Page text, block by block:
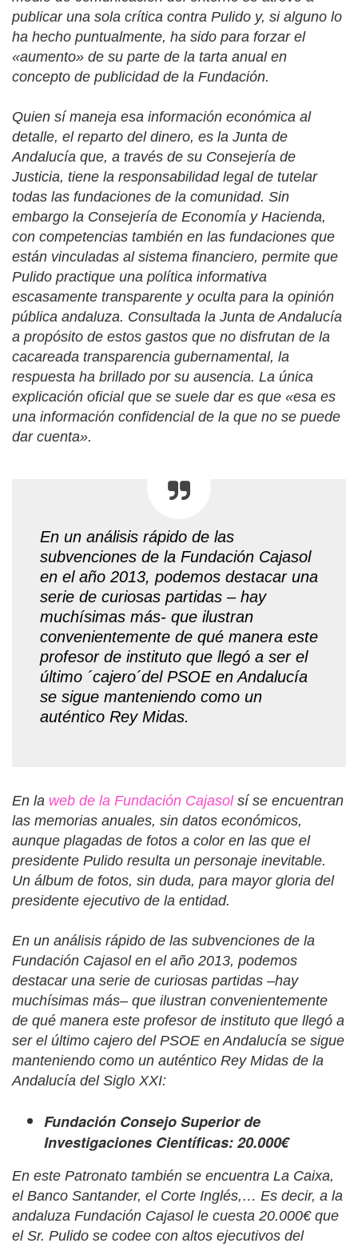
publicar una sola crítica contra Pulido y, si alguno lo
ha hecho puntualmente, ha sido para forzar el
«aumento» de su parte de la tarta anual en
concepto de publicidad de la Fundación.
Quien sí maneja esa información económica al
detalle, el reparto del dinero, es la Junta de
Andalucía que, a través de su Consejería de
Justicia, tiene la responsabilidad legal de tutelar
todas las fundaciones de la comunidad. Sin
embargo la Consejería de Economía y Hacienda,
con competencias también en las fundaciones que
están vinculadas al sistema financiero, permite que
Pulido practique una política informativa
escasamente transparente y oculta para la opinión
pública andaluza. Consultada la Junta de Andalucía
a propósito de estos gastos que no disfrutan de la
cacareada transparencia gubernamental, la
respuesta ha brillado por su ausencia. La única
explicación oficial que se suele dar es que «esa es
una información confidencial de la que no se puede
dar cuenta».
En un análisis rápido de las
subvenciones de la Fundación Cajasol
en el año 2013, podemos destacar una
serie de curiosas partidas – hay
muchísimas más- que ilustran
convenientemente de qué manera este
profesor de instituto que llegó a ser el
último ´cajero´del PSOE en Andalucía
se sigue manteniendo como un
auténtico Rey Midas.
En la web de la Fundación Cajasolsí se encuentran
las memorias anuales, sin datos económicos,
aunque plagadas de fotos a color en las que el
presidente Pulido resulta un personaje inevitable.
Un álbum de fotos, sin duda, para mayor gloria del
presidente ejecutivo de la entidad.
En un análisis rápido de las subvenciones de la
Fundación Cajasol en el año 2013, podemos
destacar una serie de curiosas partidas –hay
muchísimas más– que ilustran convenientemente
de qué manera este profesor de instituto que llegó a
ser el último cajero del PSOE en Andalucía se sigue
manteniendo como un auténtico Rey Midas de la
Andalucía del Siglo XXI:
Fundación Consejo Superior de
Investigaciones Científicas: 20.000€
En este Patronato también se encuentra La Caixa,
el Banco Santander, el Corte Inglés,… Es decir, a la
andaluza Fundación Cajasol le cuesta 20.000€ que
el Sr. Pulido se codee con altos ejecutivos del